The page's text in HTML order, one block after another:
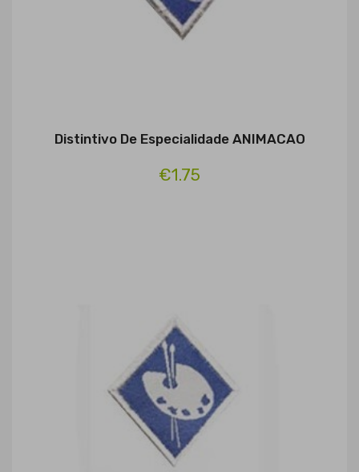
Distintivo De Especialidade ANIMACAO
€1.75